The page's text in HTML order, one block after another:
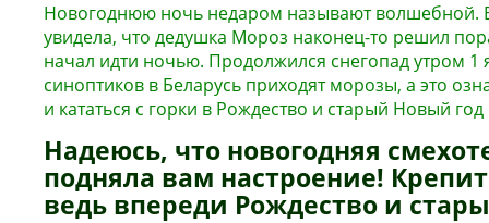
Новогоднюю ночь недаром называют волшебной. В
увидела, что дедушка Мороз наконец-то решил
начал идти ночью. Продолжился снегопад утром
синоптиков в Беларусь приходят морозы, а это
и кататься с горки в Рождество и старый Новый
Надеюсь, что новогодняя
подняла вам настроение!
ведь впереди Рождество и